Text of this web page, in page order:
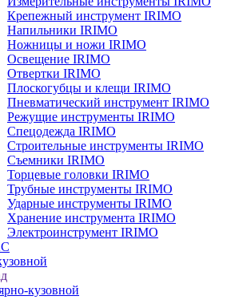
Крепежный инструмент IRIMO
Напильники IRIMO
Ножницы и ножи IRIMO
Освещение IRIMO
Отвертки IRIMO
Плоскогубцы и клещи IRIMO
Пневматический инструмент IRIMO
Режущие инструменты IRIMO
Спецодежда IRIMO
Строительные инструменты IRIMO
Съемники IRIMO
Торцевые головки IRIMO
Трубные инструменты IRIMO
Ударные инструменты IRIMO
Хранение инструмента IRIMO
Электроинструмент IRIMO
кузовной